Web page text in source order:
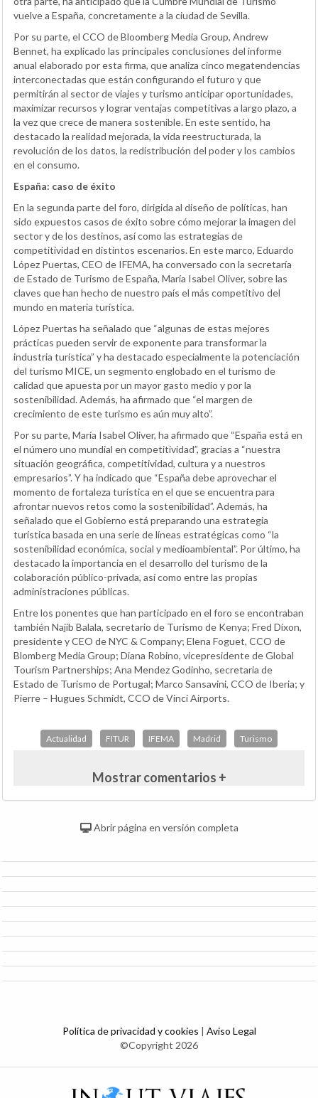
vuelve a España, concretamente a la ciudad de Sevilla.
Por su parte, el CCO de Bloomberg Media Group, Andrew
Bennet, ha explicado las principales conclusiones del informe
anual elaborado por esta firma, que analiza cinco megatendencias
interconectadas que están configurando el futuro y que
permitirán al sector de viajes y turismo anticipar oportunidades,
maximizar recursos y lograr ventajas competitivas a largo plazo, a
la vez que crece de manera sostenible. En este sentido, ha
destacado la realidad mejorada, la vida reestructurada, la
revolución de los datos, la redistribución del poder y los cambios
en el consumo.
España: caso de éxito
En la segunda parte del foro, dirigida al diseño de políticas, han
sido expuestos casos de éxito sobre cómo mejorar la imagen del
sector y de los destinos, así como las estrategias de
competitividad en distintos escenarios. En este marco, Eduardo
López Puertas, CEO de IFEMA, ha conversado con la secretaría
de Estado de Turismo de España, María Isabel Oliver, sobre las
claves que han hecho de nuestro país el más competitivo del
mundo en materia turística.
López Puertas ha señalado que “algunas de estas mejores
prácticas pueden servir de exponente para transformar la
industria turística” y ha destacado especialmente la potenciación
del turismo MICE, un segmento englobado en el turismo de
calidad que apuesta por un mayor gasto medio y por la
sostenibilidad. Además, ha afirmado que “el margen de
crecimiento de este turismo es aún muy alto”.
Por su parte, María Isabel Oliver, ha afirmado que “España está en
el número uno mundial en competitividad”, gracias a “nuestra
situación geográfica, competitividad, cultura y a nuestros
empresarios”. Y ha indicado que “España debe aprovechar el
momento de fortaleza turística en el que se encuentra para
afrontar nuevos retos como la sostenibilidad”. Además, ha
señalado que el Gobierno está preparando una estrategia
turística basada en una serie de líneas estratégicas como “la
sostenibilidad económica, social y medioambiental”. Por último, ha
destacado la importancia en el desarrollo del turismo de la
colaboración público-privada, así como entre las propias
administraciones públicas.
Entre los ponentes que han participado en el foro se encontraban
también Najib Balala, secretario de Turismo de Kenya; Fred Dixon,
presidente y CEO de NYC & Company; Elena Foguet, CCO de
Blomberg Media Group; Diana Robino, vicepresidente de Global
Tourism Partnerships; Ana Mendez Godinho, secretaria de
Estado de Turismo de Portugal; Marco Sansavini, CCO de Iberia; y
Pierre – Hugues Schmidt, CCO de Vinci Airports.
Actualidad FITUR IFEMA Madrid Turismo
Mostrar comentarios +
Abrir página en versión completa
Política de privacidad y cookies | Aviso Legal
©Copyright 2026